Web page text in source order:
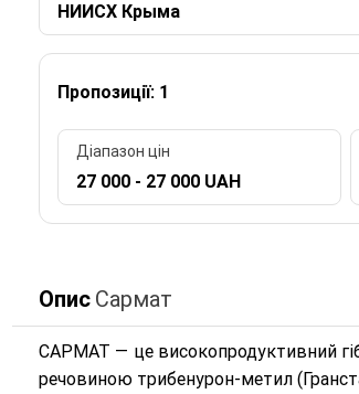
НИИСХ Крыма
Пропозиції: 1
Діапазон цін
27 000 - 27 000 UAH
Опис Сармат
САРМАТ — це високопродуктивний
речовиною трибенурон-метил